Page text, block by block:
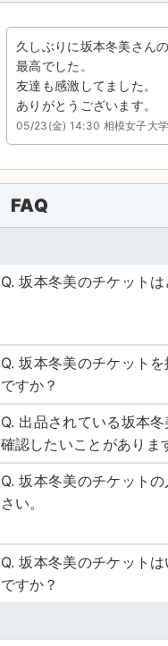
久しぶりに坂本冬美さん
最高でした。
友達も感激してました。
ありがとうございます。
05/23(金) 14:30 相模女子大
FAQ
Q. 坂本冬美のチケット
Q. 坂本冬美のチケット
ですか？
Q. 出品されている坂本
確認したいことがありま
Q. 坂本冬美のチケット
さい。
Q. 坂本冬美のチケット
ですか？